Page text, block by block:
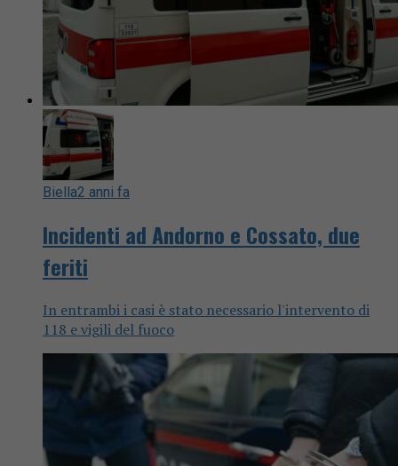
Biella2 anni fa
Incidenti ad Andorno e Cossato, due
feriti
In entrambi i casi è stato necessario l'intervento di
118 e vigili del fuoco